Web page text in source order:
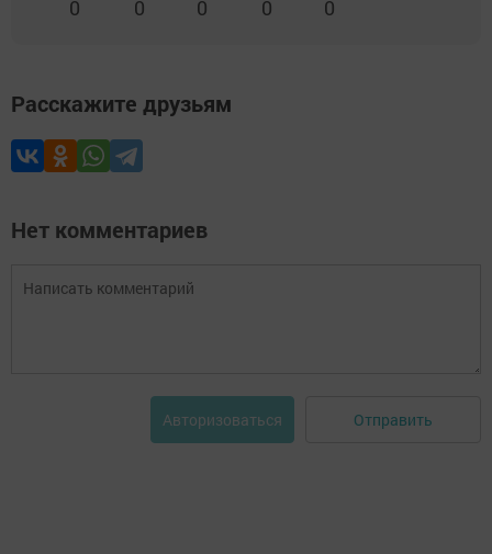
0 0 0 0 0
Расскажите друзьям
Нет комментариев
Авторизоваться Отправить